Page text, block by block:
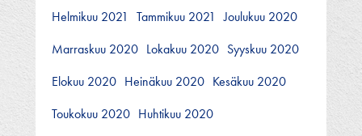
Helmikuu 2021
Tammikuu 2021
Joulukuu 2020
Marraskuu 2020 Lokakuu 2020 Syyskuu 2020
Elokuu 2020 Heinäkuu 2020 Kesäkuu 2020
Toukokuu 2020 Huhtikuu 2020